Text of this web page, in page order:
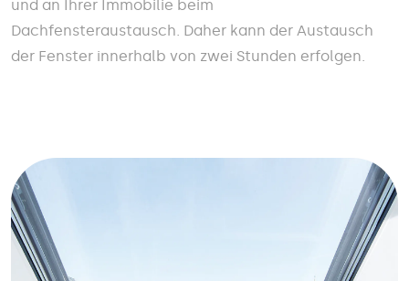
und an Ihrer Immobilie beim
Dachfensteraustausch. Daher kann der Austausch
der Fenster innerhalb von zwei Stunden erfolgen.